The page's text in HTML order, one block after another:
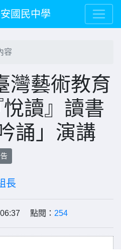
國民中學
容
灣藝術教育
讀』讀書
誦」演講
長
點閱： 254